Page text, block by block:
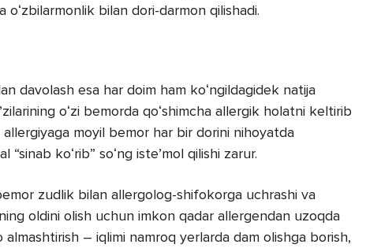
oʻzbilarmonlik bilan dori-darmon qilishadi.
davolash esa har doim ham koʻngildagidek natija
oʻzi bemorda qoʻshimcha allergik holatni keltirib
moyil bemor har bir dorini nihoyatda
koʻrib” soʻng isteʼmol qilishi zarur.
zudlik bilan allergolog-shifokorga uchrashi va
oldini olish uchun imkon qadar allergendan uzoqda
almashtirish – iqlimi namroq yerlarda dam olishga borish,